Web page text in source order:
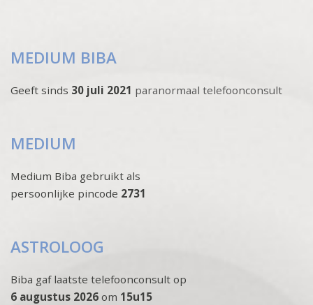
MEDIUM BIBA
Geeft sinds 30 juli 2021 paranormaal telefoonconsult
MEDIUM
Medium Biba gebruikt als
persoonlijke pincode 2731
ASTROLOOG
Biba gaf laatste telefoonconsult op
6 augustus 2026 om 15u15